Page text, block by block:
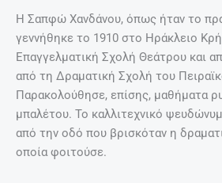
Η Σαπφώ Χανδάνου, όπως ήταν το
γεννήθηκε το 1910 στο Ηράκλειο
Επαγγελματική Σχολή Θεάτρου και
από τη Δραματική Σχολή του
Παρακολούθησε, επίσης, μαθήματα
μπαλέτου. Το καλλιτεχνικό
από την οδό που βρισκόταν η
οποία φοιτούσε.